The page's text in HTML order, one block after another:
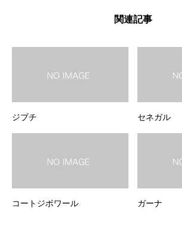
関連記事
ジブチ セネガル
コートジボワール ガーナ